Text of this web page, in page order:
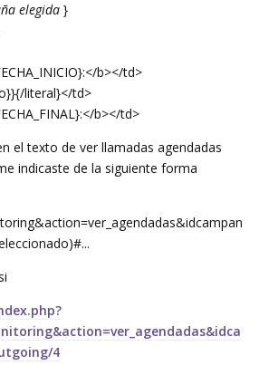
elegida }
b></td>
literal}</td>
b></td>
el texto de ver llamadas agendadas
indicaste de la siguiente forma
4